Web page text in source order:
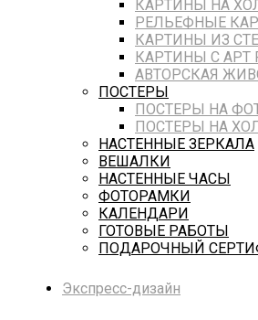
КАРТИНЫ НА
РЕЛЬЕФНЫЕ
КАРТИНЫ ИЗ
КАРТИНЫ С АРТ
АВТОРСКАЯ
ПОСТЕРЫ
ПОСТЕРЫ НА
ПОСТЕРЫ НА
НАСТЕННЫЕ ЗЕРКАЛА
ВЕШАЛКИ
НАСТЕННЫЕ ЧАСЫ
ФОТОРАМКИ
КАЛЕНДАРИ
ГОТОВЫЕ РАБОТЫ
ПОДАРОЧНЫЙ
Экспресс-дизайн